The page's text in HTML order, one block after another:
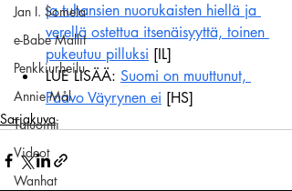
Jan I. Somela
e-Babe Mallit
Penkkiurheilu
Annie Mål
Tatuointi
Videot
Wanhat
ja tuhansien nuorukaisten hiellä ja
verellä ostettua itsenäisyyttä, toinen
pukeutuu pilluksi [IL]
LUE LISÄÄ: Suomi on muuttunut,
Paavo Väyrynen ei [HS]
Sarjakuva